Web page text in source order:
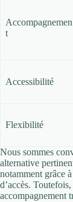
Accompagnemen
t
Accessibilité
Flexibilité
Nous sommes
alternative
notamment grâce
d’accès.
accompagnement